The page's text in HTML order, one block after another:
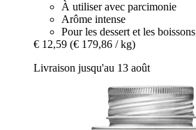
À utiliser avec parcimonie
Arôme intense
Pour les dessert et les boissons
€ 12,59 (€ 179,86 / kg)
Livraison jusqu'au 13 août